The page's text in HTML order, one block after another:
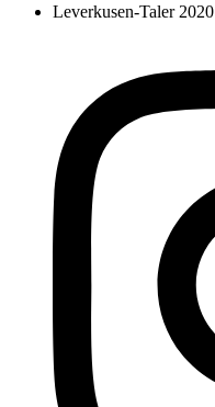
Leverkusen-Taler 2020